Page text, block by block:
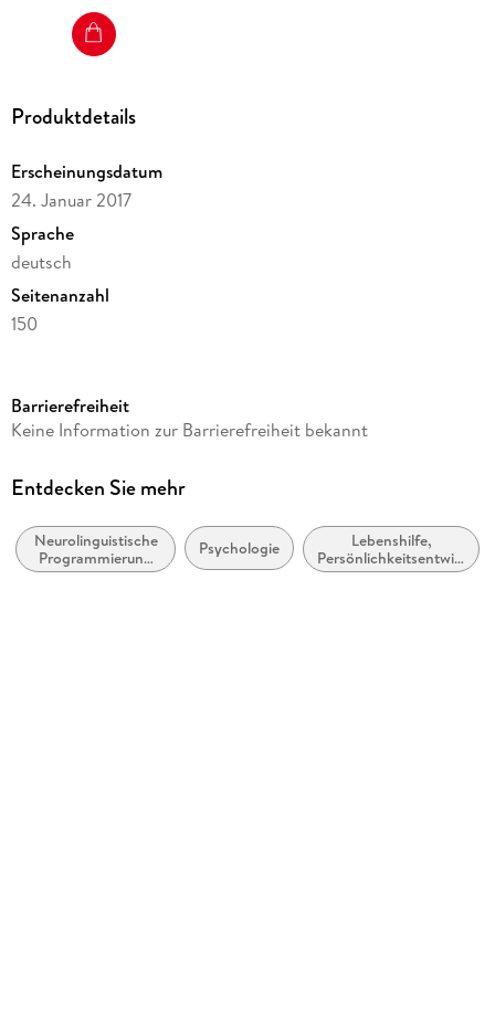
Produktdetails
Erscheinungsdatum
24. Januar 2017
Sprache
deutsch
Seitenanzahl
150
Reihe
Autor/Autorin
Illustrationen
Lola Siegmund
Barrierefreiheit
Keine Information zur Barrierefreiheit bekannt
Entdecken Sie mehr
Neurolinguistische
Programmierung
(NLP)
Psychologie
Lebenshilfe,
und praktische Tipps